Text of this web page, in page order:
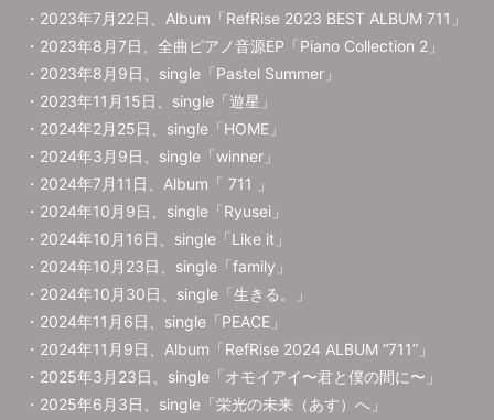
・2023年7月22日、Album「RefRise 2023 BEST ALBUM 711」
・2023年8月7日、全曲ピアノ音源EP「Piano Collection 2」
・2023年8月9日、single「Pastel Summer」
・2023年11月15日、single「遊星」
・2024年2月25日、single「HOME」
・2024年3月9日、single「winner」
・2024年7月11日、Album「 711 」
・2024年10月9日、single「Ryusei」
・2024年10月16日、single「Like it」
・2024年10月23日、single「family」
・2024年10月30日、single「生きる。」
・2024年11月6日、single「PEACE」
・2024年11月9日、Album「RefRise 2024 ALBUM “711”」
・2025年3月23日、single「オモイアイ〜君と僕の間に〜」
・2025年6月3日、single「栄光の未来（あす）へ」